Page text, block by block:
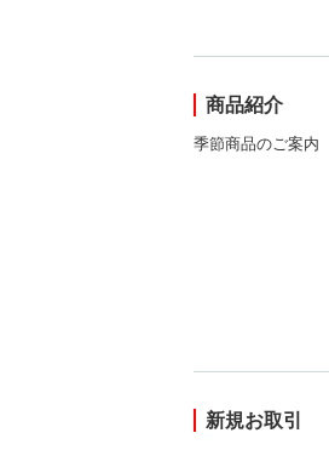
商品紹介
季節商品のご案内
新規お取引